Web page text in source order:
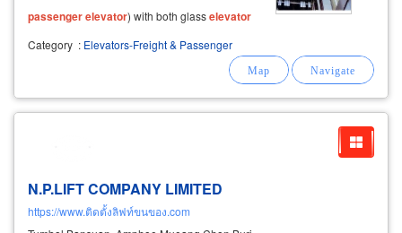
passengerelevator) with both glasselevator
glass strip forelevatorbuildings, offices,
hospitals, hotels, condominiums, apartment
Category : Elevators-Freight & Passenger
N.P.LIFT COMPANY LIMITED
https://www.ติดตั้งลิฟท์ขนของ.com